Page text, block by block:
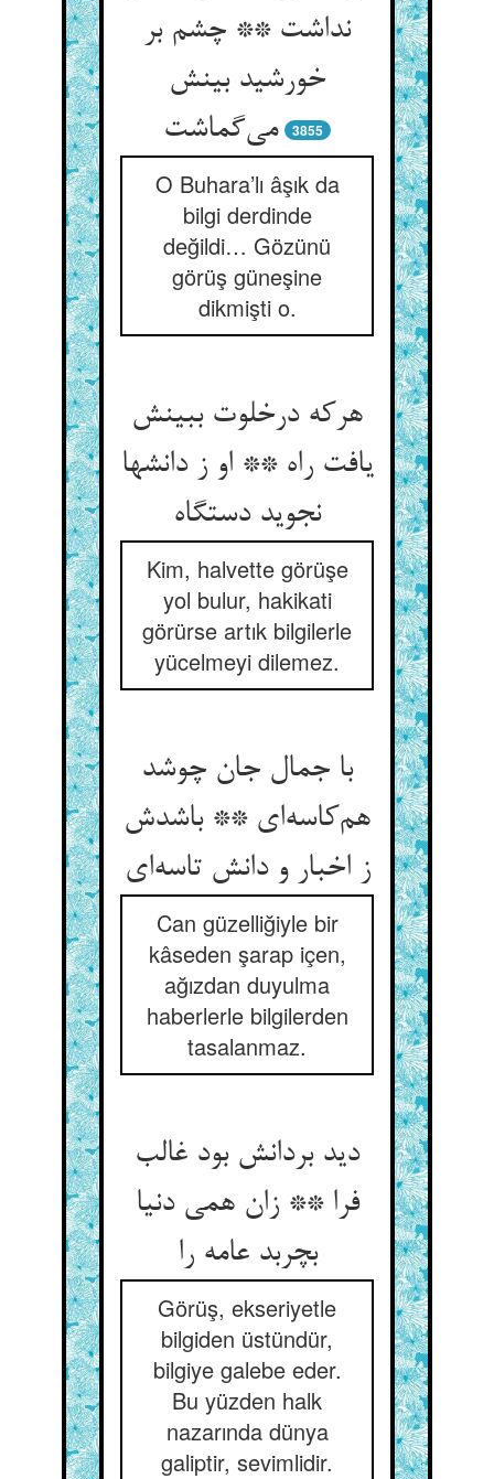
نداشت ** چشم بر
خورشید بینش
می‌گماشت
3855
O Buhara’lı âşık da
bilgi derdinde
değildi… Gözünü
görüş güneşine
dikmişti o.
هرکه درخلوت ببینش
یافت راه ** او ز دانشها
نجوید دستگاه
Kim, halvette görüşe
yol bulur, hakikati
görürse artık bilgilerle
yücelmeyi dilemez.
با جمال جان چوشد
هم‌کاسه‌ای ** باشدش
ز اخبار و دانش تاسه‌ای
Can güzelliğiyle bir
kâseden şarap içen,
ağızdan duyulma
haberlerle bilgilerden
tasalanmaz.
دید بردانش بود غالب
فرا ** زان همی دنیا
بچربد عامه را
Görüş, ekseriyetle
bilgiden üstündür,
bilgiye galebe eder.
Bu yüzden halk
nazarında dünya
galiptir, sevimlidir.